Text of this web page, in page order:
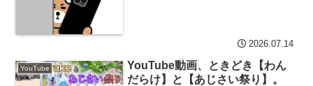
2026.07.14
YouTube
YouTube動画、ときどき【わん
だらけ】と【あじさい祭り】。